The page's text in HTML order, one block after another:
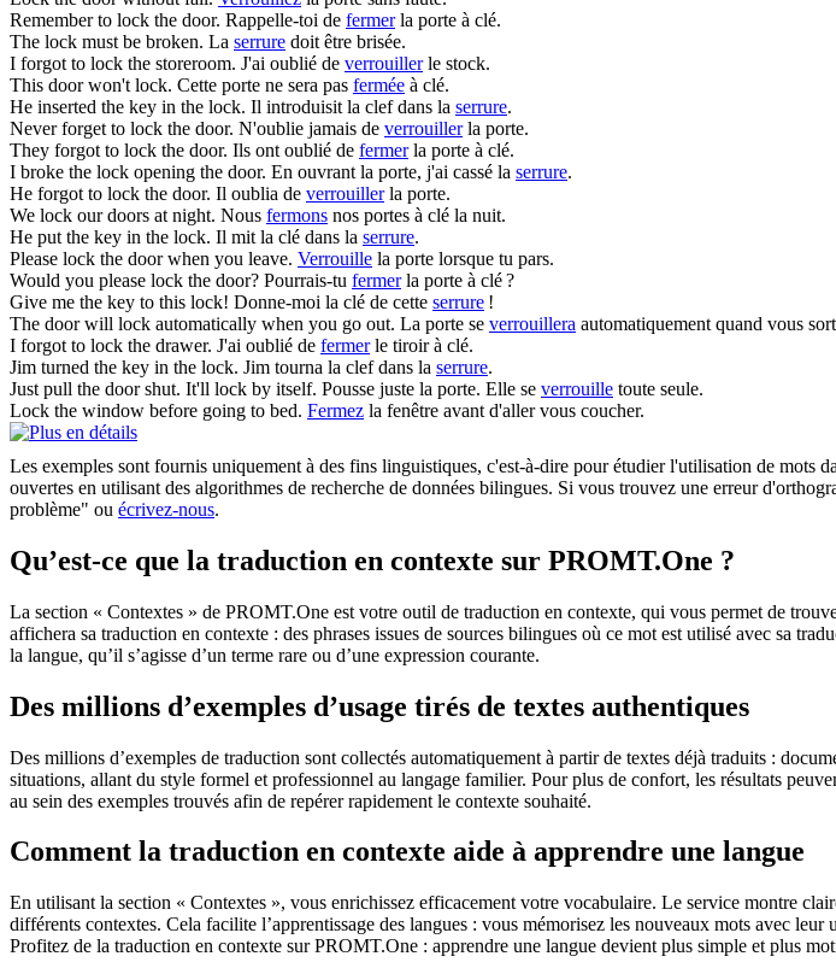
Remember to lock the door. Rappelle-toi de fermerla porte à clé.
The lock must be broken. La serrure doit être brisée.
I forgot to lock the storeroom. J'ai oublié de verrouillerle stock.
This door won't lock. Cette porte ne sera pas fermée à clé.
He inserted the key in the lock. Il introduisit la clef dans la serrure.
Never forget to lock the door. N'oublie jamais de verrouillerla porte.
They forgot to lock the door. Ils ont oublié de fermerla porte à clé.
I broke the lock opening the door. En ouvrant la porte, j'ai cassé la serrure.
He forgot to lock the door. Il oublia de verrouillerla porte.
We lock our doors at night. Nous fermons nos portes à clé la nuit.
He put the key in the lock. Il mit la clé dans la serrure.
Please lock the door when you leave. Verrouille la porte lorsque tu pars.
Would you please lock the door? Pourrais-tu fermerla porte à clé ?
Give me the key to this lock! Donne-moi la clé de cette serrure !
The door will lock automatically when you go out. La porte se verrouillera automatiquement quand vous
I forgot to lock the drawer. J'ai oublié de fermerle tiroir à clé.
Jim turned the key in the lock. Jim tourna la clef dans la serrure.
Just pull the door shut. It'll lock by itself. Pousse juste la porte. Elle se verrouille toute seule.
Lock the window before going to bed. Fermez la fenêtre avant d'aller vous coucher.
Les exemples sont fournis uniquement à des fins linguistiques, c'est-à-dire pour étudier l'utilisation de mots
ouvertes en utilisant des algorithmes de recherche de données bilingues. Si vous trouvez une erreur
problème" ou écrivez-nous.
Qu’est-ce que la traduction en contexte sur PROMT.One ?
La section « Contextes » de PROMT.One est votre outil de traduction en contexte, qui vous permet de
affichera sa traduction en contexte : des phrases issues de sources bilingues où ce mot est utilisé avec sa
la langue, qu’il s’agisse d’un terme rare ou d’une expression courante.
Des millions d’exemples d’usage tirés de textes authentiques
Des millions d’exemples de traduction sont collectés automatiquement à partir de textes déjà traduits :
situations, allant du style formel et professionnel au langage familier. Pour plus de confort, les résultats
au sein des exemples trouvés afin de repérer rapidement le contexte souhaité.
Comment la traduction en contexte aide à apprendre une langue
En utilisant la section « Contextes », vous enrichissez efficacement votre vocabulaire. Le service montre
différents contextes. Cela facilite l’apprentissage des langues : vous mémorisez les nouveaux mots avec
Profitez de la traduction en contexte sur PROMT.One : apprendre une langue devient plus simple et plus